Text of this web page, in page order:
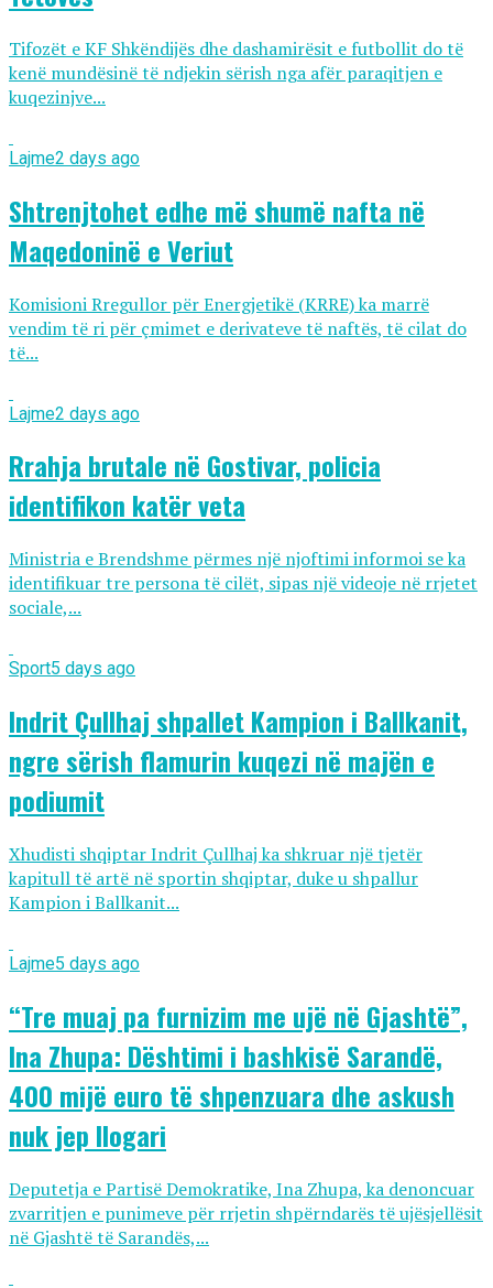
Tifozët e KF Shkëndijës dhe dashamirësit e futbollit do të
kenë mundësinë të ndjekin sërish nga afër paraqitjen e
kuqezinjve...
Lajme2 days ago
Shtrenjtohet edhe më shumë nafta në
Maqedoninë e Veriut
Komisioni Rregullor për Energjetikë (KRRE) ka marrë
vendim të ri për çmimet e derivateve të naftës, të cilat do
të...
Lajme2 days ago
Rrahja brutale në Gostivar, policia
identifikon katër veta
Ministria e Brendshme përmes një njoftimi informoi se ka
identifikuar tre persona të cilët, sipas një videoje në rrjetet
sociale,...
Sport5 days ago
Indrit Çullhaj shpallet Kampion i Ballkanit,
ngre sërish flamurin kuqezi në majën e
podiumit
Xhudisti shqiptar Indrit Çullhaj ka shkruar një tjetër
kapitull të artë në sportin shqiptar, duke u shpallur
Kampion i Ballkanit...
Lajme5 days ago
“Tre muaj pa furnizim me ujë në Gjashtë”,
Ina Zhupa: Dështimi i bashkisë Sarandë,
400 mijë euro të shpenzuara dhe askush
nuk jep llogari
Deputetja e Partisë Demokratike, Ina Zhupa, ka denoncuar
zvarritjen e punimeve për rrjetin shpërndarës të ujësjellësit
në Gjashtë të Sarandës,...